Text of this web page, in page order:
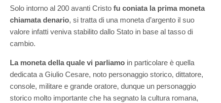
Solo intorno al 200 avanti Cristo fu coniata la prima moneta
chiamata denario, si tratta di una moneta d’argento il suo
valore infatti veniva stabilito dallo Stato in base al tasso di
cambio.
La moneta della quale vi parliamo in particolare è quella
dedicata a Giulio Cesare, noto personaggio storico, dittatore,
console, militare e grande oratore, dunque un personaggio
storico molto importante che ha segnato la cultura romana,